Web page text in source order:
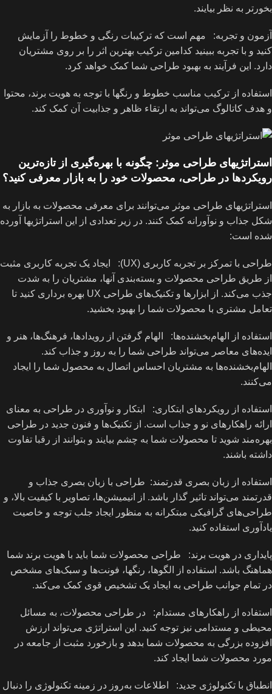
بخورتر به نظر بیایند.
آزمون و تجربه: مهم است که ترکیبات رنگی و خطوط را آزمایش
کنید و با تجربه ببینید کدامین ترکیب بهترین اثر را بر روی مشتریان
دارد. این فرآیند به بهبود طراحی شما کمک خواهد کرد.
استفاده از ترکیب مناسب خطوط و رنگها با توجه به هویت برند، محتوا
و هدف کاتالوگ می‌تواند به ارتقاء ظاهر و جذابیت آن کمک کند.
استراتژیهای طراحی موثر: چگونه با بهره‌گیری از تازه‌ترین
رویکردها در طراحی، محصولات خود را به بازار معرفی کنید؟
استراتژیهای طراحی موثر می‌توانند برای معرفی محصولات به بازار به
شکل جذاب و نوآورانه کمک کنند. در زیر تعدادی از این استراتژیها آورده
شده است:
طراحی با تمرکز بر تجربه کاربری (UX): ایجاد یک تجربه کاربری مثبت
از طریق طراحی محصولات و بسته‌بندی آنها، مشتریان را به شدت
جذب می‌کند. از ابزارها و تکنیک‌های طراحی UX بهره برداری کنید تا
تعامل مشتری با محصولات شما را بهبود بخشید.
استفاده از الهام‌بخشنده‌ها: الهام گرفتن از رویدادها، فرهنگ‌ها، هنر و
ایده‌های معاصر می‌تواند طراحی شما را به روز و جذاب کند.
الهام‌بخشنده‌ها به مشتریان احساس اتصال به محصول شما را ایجاد
می‌کنند.
استفاده از رویکردهای ابتکاری: ابتکار و نوآوری در طراحی به معنای
ارائه راهکارهای نو و جذاب است. از تکنیک‌ها و فنون جدید در طراحی
بهره‌مند شوید تا محصولات شما به چشم بیایند و بتوانند از رقبا تفاوت
داشته باشند.
استفاده از زبان بصری قدرتمند: طراحی با زبان بصری جذاب و
قدرتمند می‌تواند تاثیر گذار باشد. از انیمیشن‌ها، تصاویر با کیفیت بالا، و
طراحی‌های گرافیکی مبتکرانه به منظور ایجاد جلب توجه و خاصیت
یادآوری استفاده کنید.
پایداری در هویت برند: طراحی محصولات شما باید با هویت برند شما
هماهنگ باشد. استفاده از الگوها، رنگها، فونت‌ها و سبک‌های مشخص
در تمام جوانب طراحی به ایجاد یک تشخیص قوی کمک می‌کند.
استفاده از راهکارهای مستدام: در طراحی محصولات، به مسائل
محیطی و مستدامی نیز توجه کنید. این استراتژی می‌تواند ارزش
افزوده بزرگی به محصولات شما بدهد و بازخورد مثبت از جامعه در
مورد محصولات شما ایجاد کند.
انطباق با تکنولوژی جدید: اطلاعات به‌روز در زمینه تکنولوژی را دنبال